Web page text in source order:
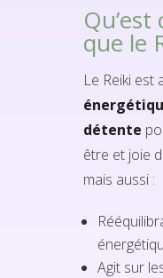
Qu’est
que le
Le Reiki est
détente
être et joie
mais aussi :
Agit sur